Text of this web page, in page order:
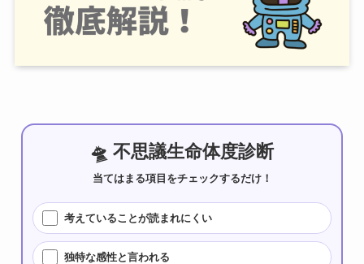
🛸 不思議生命体度診断
当てはまる項目をチェックするだけ！
考えていることが読まれにくい
独特な感性と言われる